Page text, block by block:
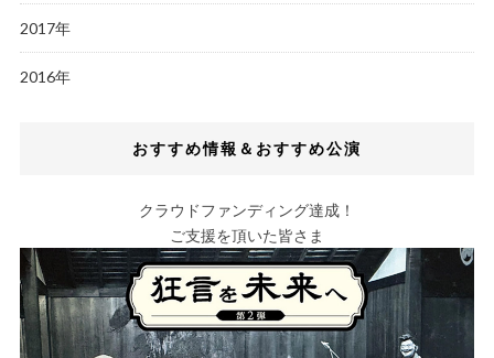
2017年
2016年
おすすめ情報＆おすすめ公演
クラウドファンディング達成！
ご支援を頂いた皆さま